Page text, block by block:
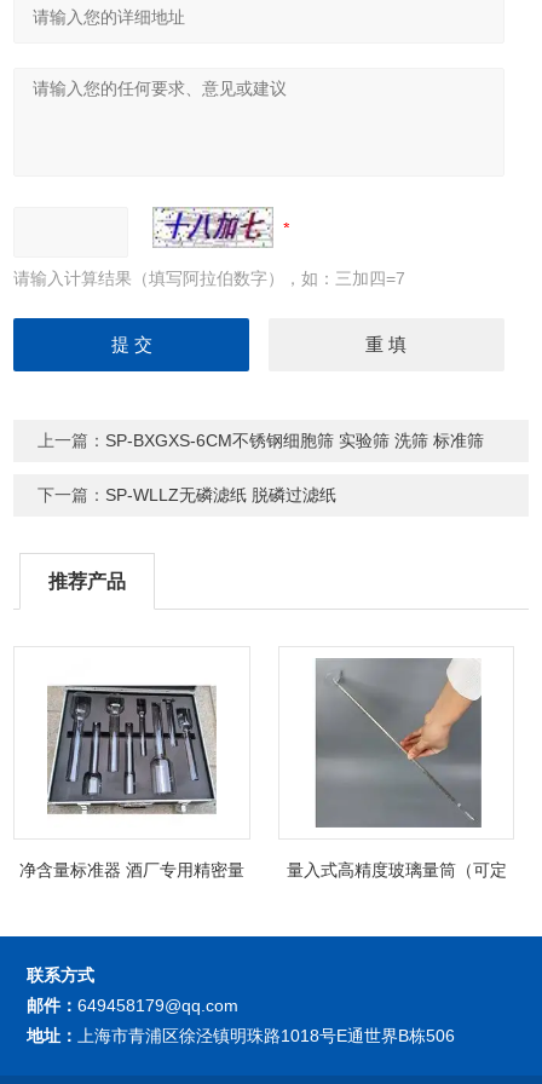
请输入计算结果（填写阿拉伯数字），如：三加四=7
上一篇： SP-BXGXS-6CM不锈钢细胞筛 实验筛 洗筛 标准筛
下一篇： SP-WLLZ无磷滤纸 脱磷过滤纸
推荐产品
净含量标准器 酒厂专用精密量
量入式高精度玻璃量筒（可定
联系方式
邮件：649458179@qq.com
地址：
上海市青浦区徐泾镇明珠路1018号E通世界B栋506